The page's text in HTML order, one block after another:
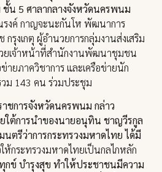
น 5 ศาลากลางจังหวัดนครพนม
งค์ กาญจะนะกันโห พัฒนาการ
รุงเกตุ ผู้อำนวยการกลุ่มงานส่งเสริม
เจ้าหน้าที่สำนักงานพัฒนาชุมชน
ยภาควิชาการ และเครือข่ายนัก
ม 143 คน ร่วมประชุม
ชการจังหวัดนครพนม กล่าว
ใต้การนำของนายอนุทิน ชาญวีรกูล
ตรีว่าการกระทรวงมหาดไทย ได้มี
ห้กระทรวงมหาดไทยเป็นกลไกหลัก
กข์ บำรุงสุข ทำให้ประชาชนมีความ